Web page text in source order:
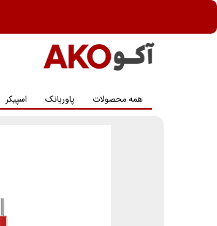
همه محصولات پاوربانک اسپیکر